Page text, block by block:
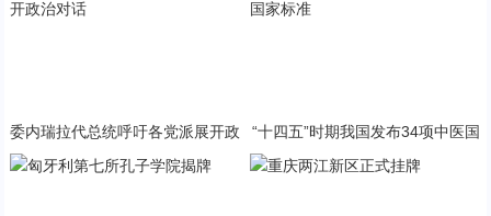
委内瑞拉代总统呼吁各党派展开政
“十四五”时期我国发布34项中医国